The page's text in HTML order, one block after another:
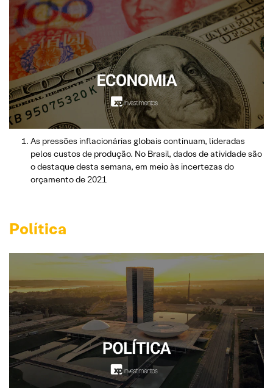
As pressões inflacionárias globais continuam, lideradas
pelos custos de produção. No Brasil, dados de atividade são
o destaque desta semana, em meio às incertezas do
orçamento de 2021
Política